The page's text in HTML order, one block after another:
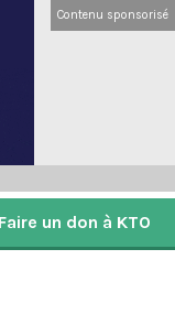
Contenu sponsorisé
Faire un don à KTO